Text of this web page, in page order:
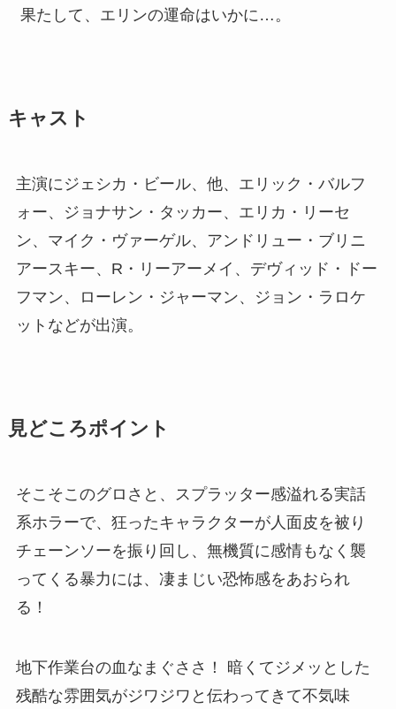
果たして、エリンの運命はいかに…。
キャスト
主演にジェシカ・ビール、他、エリック・バルフ
ォー、ジョナサン・タッカー、エリカ・リーセ
ン、マイク・ヴァーゲル、アンドリュー・ブリニ
アースキー、R・リーアーメイ、デヴィッド・ドー
フマン、ローレン・ジャーマン、ジョン・ラロケ
ットなどが出演。
見どころポイント
そこそこのグロさと、スプラッター感溢れる実話
系ホラーで、狂ったキャラクターが人面皮を被り
チェーンソーを振り回し、無機質に感情もなく襲
ってくる暴力には、凄まじい恐怖感をあおられ
る！
地下作業台の血なまぐささ！ 暗くてジメッとした
残酷な雰囲気がジワジワと伝わってきて不気味